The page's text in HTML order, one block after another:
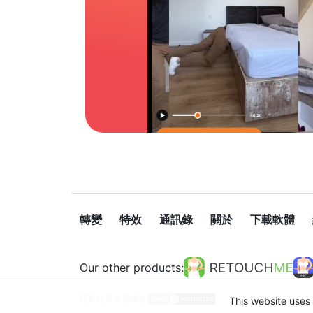
轉變 特效 通訊錄 關於 下載軟體
Our other products:
This website